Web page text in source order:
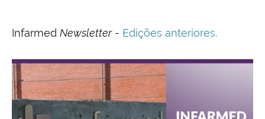
Infarmed Newsletter- Edições anteriores.